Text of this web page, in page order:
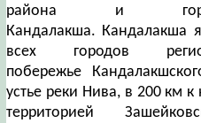
района и
Кандалакша.
всех городов
побережье
устье реки Нива, в 200 км
территорией